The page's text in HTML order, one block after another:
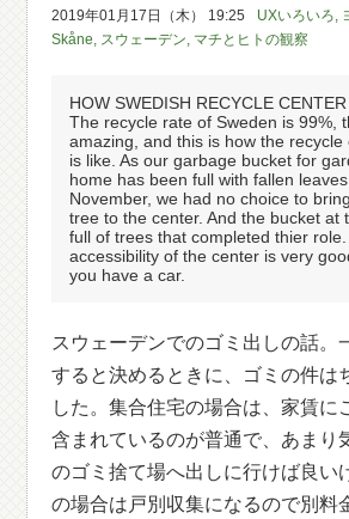
2019年01月17日（木） 19:25 UXいろいろ,
Skåne, スウェーデン, マチとヒトの観察
HOW SWEDISH RECYCLE
The recycle rate of Sweden is 99%,
amazing, and this is how the recycle
is like. As our garbage bucket for
home has been full with fallen
November, we had no choice to
tree to the center. And the bucket at
full of trees that completed thier
accessibility of the center is very
you have a car.
スウェーデンでのゴミ出しの話。
すると決めるときに、ゴミの件は
した。集合住宅の場合は、家賃に
含まれているのが普通で、あまり
のゴミ捨て場へ出しに行けば良い
の場合は戸別収集になるので別料